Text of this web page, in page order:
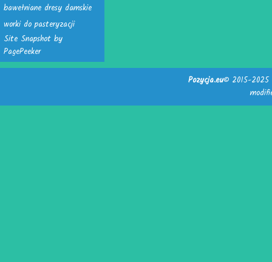
bawełniane dresy damskie
worki do pasteryzacji
Site Snapshot by
PagePeeker
Pozycja.eu© 2015-